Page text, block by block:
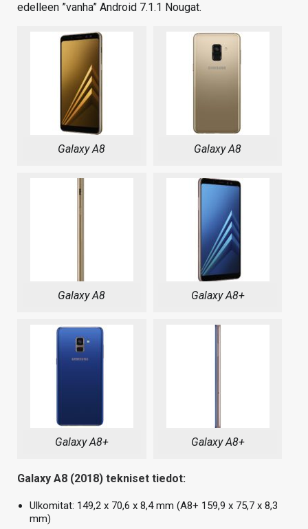
edelleen ”vanha” Android 7.1.1 Nougat.
Galaxy A8 Galaxy A8
Galaxy A8 Galaxy A8+
Galaxy A8+ Galaxy A8+
Galaxy A8 (2018) tekniset tiedot:
Ulkomitat: 149,2 x 70,6 x 8,4 mm (A8+ 159,9 x 75,7 x 8,3
mm)